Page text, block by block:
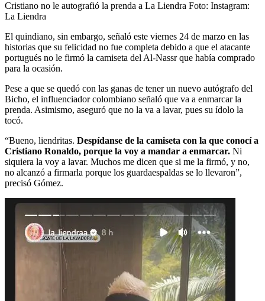
Cristiano no le autografió la prenda a La Liendra Foto: Instagram:
La Liendra
El quindiano, sin embargo, señaló este viernes 24 de marzo en las
historias que su felicidad no fue completa debido a que el atacante
portugués no le firmó la camiseta del Al-Nassr que había comprado
para la ocasión.
Pese a que se quedó con las ganas de tener un nuevo autógrafo del
Bicho, el influenciador colombiano señaló que va a enmarcar la
prenda. Asimismo, aseguró que no la va a lavar, pues su ídolo la
tocó.
“Bueno, liendritas. Despídanse de la camiseta con la que conocí a
Cristiano Ronaldo, porque la voy a mandar a enmarcar. Ni
siquiera la voy a lavar. Muchos me dicen que si me la firmó, y no,
no alcanzó a firmarla porque los guardaespaldas se lo llevaron”,
precisó Gómez.